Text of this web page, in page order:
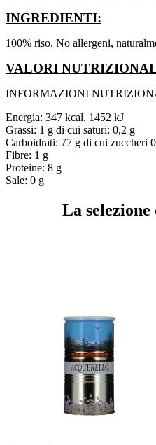
INGREDIENTI:
100% riso. No allergeni,
VALORI
INFORMAZIONI
Energia: 347 kcal, 1452 kJ
Grassi: 1 g di cui saturi: 0,2 g
Carboidrati: 77 g di cui zuccheri
Fibre: 1 g
Proteine: 8 g
Sale: 0 g
La